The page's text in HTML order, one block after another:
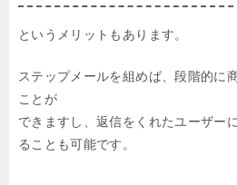
というメリットもあります。
ステップメールを組めば、段階的に
ことが
できますし、返信をくれたユーザー
ることも可能です。